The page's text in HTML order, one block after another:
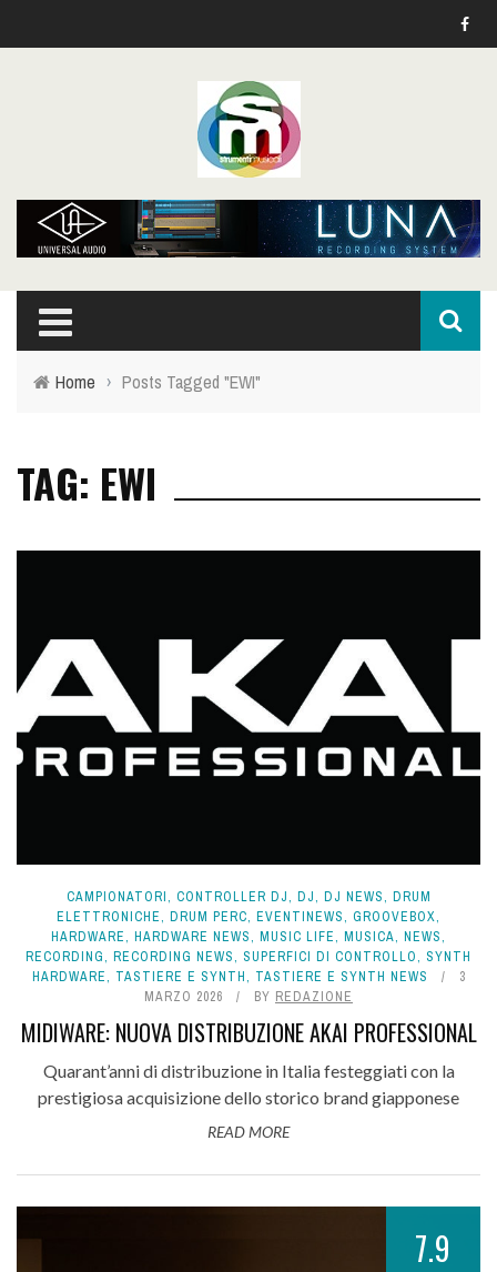
Home › Posts Tagged "EWI"
TAG: EWI
CAMPIONATORI, CONTROLLER DJ, DJ, DJ NEWS, DRUM
ELETTRONICHE, DRUM PERC, EVENTINEWS, GROOVEBOX,
HARDWARE, HARDWARE NEWS, MUSIC LIFE, MUSICA, NEWS,
RECORDING, RECORDING NEWS, SUPERFICI DI CONTROLLO, SYNTH
HARDWARE, TASTIERE E SYNTH, TASTIERE E SYNTH NEWS
3
MARZO 2026
BY REDAZIONE
MIDIWARE: NUOVA DISTRIBUZIONE AKAI PROFESSIONAL
Quarant’anni di distribuzione in Italia festeggiati con la
prestigiosa acquisizione dello storico brand giapponese
READ MORE
7.9